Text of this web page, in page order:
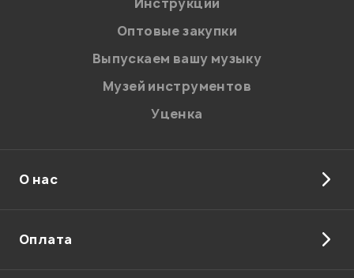
Оптовые закупки
Выпускаем вашу музыку
Музей инструментов
Уценка
О нас
Оплата